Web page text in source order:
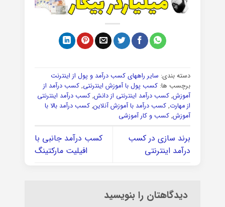
دسته بندی: سایر راههای کسب درآمد و پول از اینترنت
برچسب ها: کسب پول با آموزش اینترنتی, کسب درآمد از
آموزش, کسب درآمد اینترنتی از دانش, کسب درآمد اینترنتی
از مهارت, کسب درآمد با آموزش آنلاین, کسب درآمد بالا با
آموزش, کسب و کار آموزشی
برند سازی در کسب
درآمد اینترنتی
کسب درآمد جانبی با
افیلیت مارکتینگ
دیدگاهتان را بنویسید